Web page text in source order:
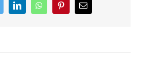
LinkedInWhatsAppPinterestEmail